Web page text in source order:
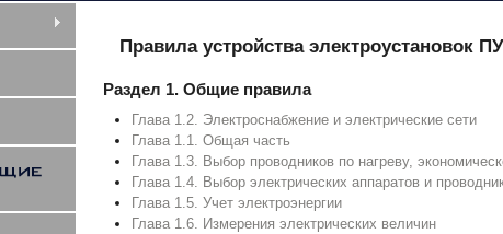
Правила устройства электроустановок
Раздел 1. Общие правила
Глава 1.2. Электроснабжение и электрические сети
Глава 1.1. Общая часть
Глава 1.3. Выбор проводников по нагреву,
Глава 1.4. Выбор электрических аппаратов и
Глава 1.5. Учет электроэнергии
Глава 1.6. Измерения электрических величин